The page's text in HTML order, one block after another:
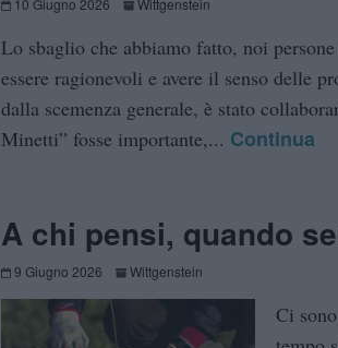
10 Giugno 2026 Wittgenstein
Lo sbaglio che abbiamo fatto, noi
essere ragionevoli e avere il senso delle
dalla scemenza generale, è stato
Minetti” fosse importante,... Continua
A chi pensi, quando
9 Giugno 2026 Wittgenstein
Ci